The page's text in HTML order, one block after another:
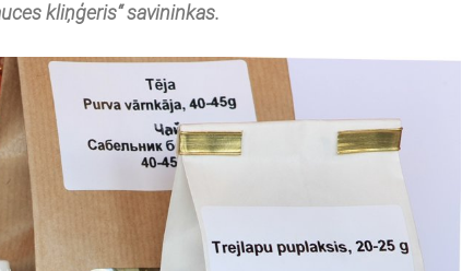
kliņģeris“ savininkas.